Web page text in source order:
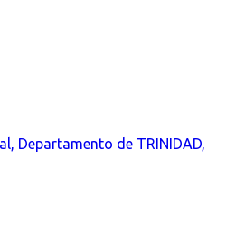
Departamento de TRINIDAD,